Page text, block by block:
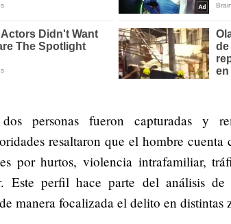
personas fueron capturadas y
resaltaron que el hombre
por hurtos, violencia intrafamiliar,
Este perfil hace parte del análisis
manera focalizada el delito en distintas